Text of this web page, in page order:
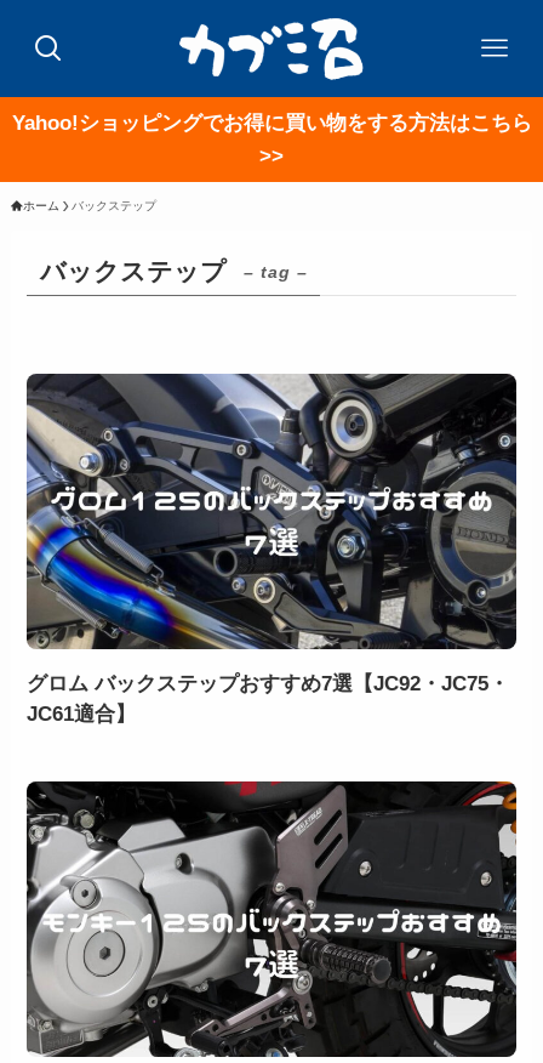
Yahoo!ショッピングでお得に買い物をする方法はこちら
>>
ホーム バックステップ
バックステップ – tag –
グロム バックステップおすすめ7選【JC92・JC75・
JC61適合】